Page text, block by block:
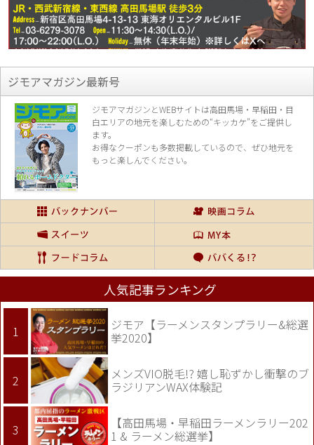
ジモアマガジン最新号
ジモアマガジンとWEBサイトは高田馬場・早稲田・目
白エリアの地元を楽しむための“キッカケ”をご提供し
ます。
お得なクーポンも多数掲載しているので、 ぜひ地元を
もっと楽しんでください。
人気記事ランキング
ジモア【ラーメンスタンプラリー&総選
挙2020】
メンズVIO脱毛!? 嬉し恥ずかし衝撃のブ
ラジリアンWAX体験記
【高田馬場・早稲田ラーメンラリー202
1 & ラーメン総選挙】